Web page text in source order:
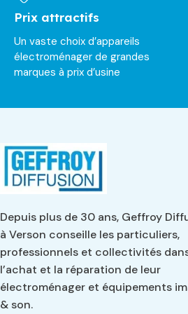
Prix attractifs
Un vaste choix d’appareils
électroménager de grandes
marques à prix d’usine
Depuis plus de 30 ans, Geffroy
à Verson conseille les particuliers,
professionnels et collectivités
l’achat et la réparation de leur
électroménager et équipements
& son.